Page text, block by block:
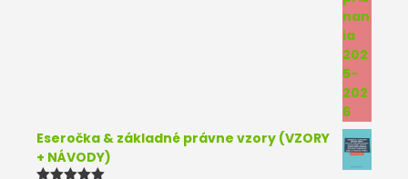
Eseročka & základné právne vzory (VZORY
+ NÁVODY)